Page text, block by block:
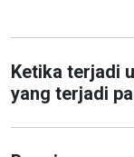
Ketika terjadi
yang terjadi